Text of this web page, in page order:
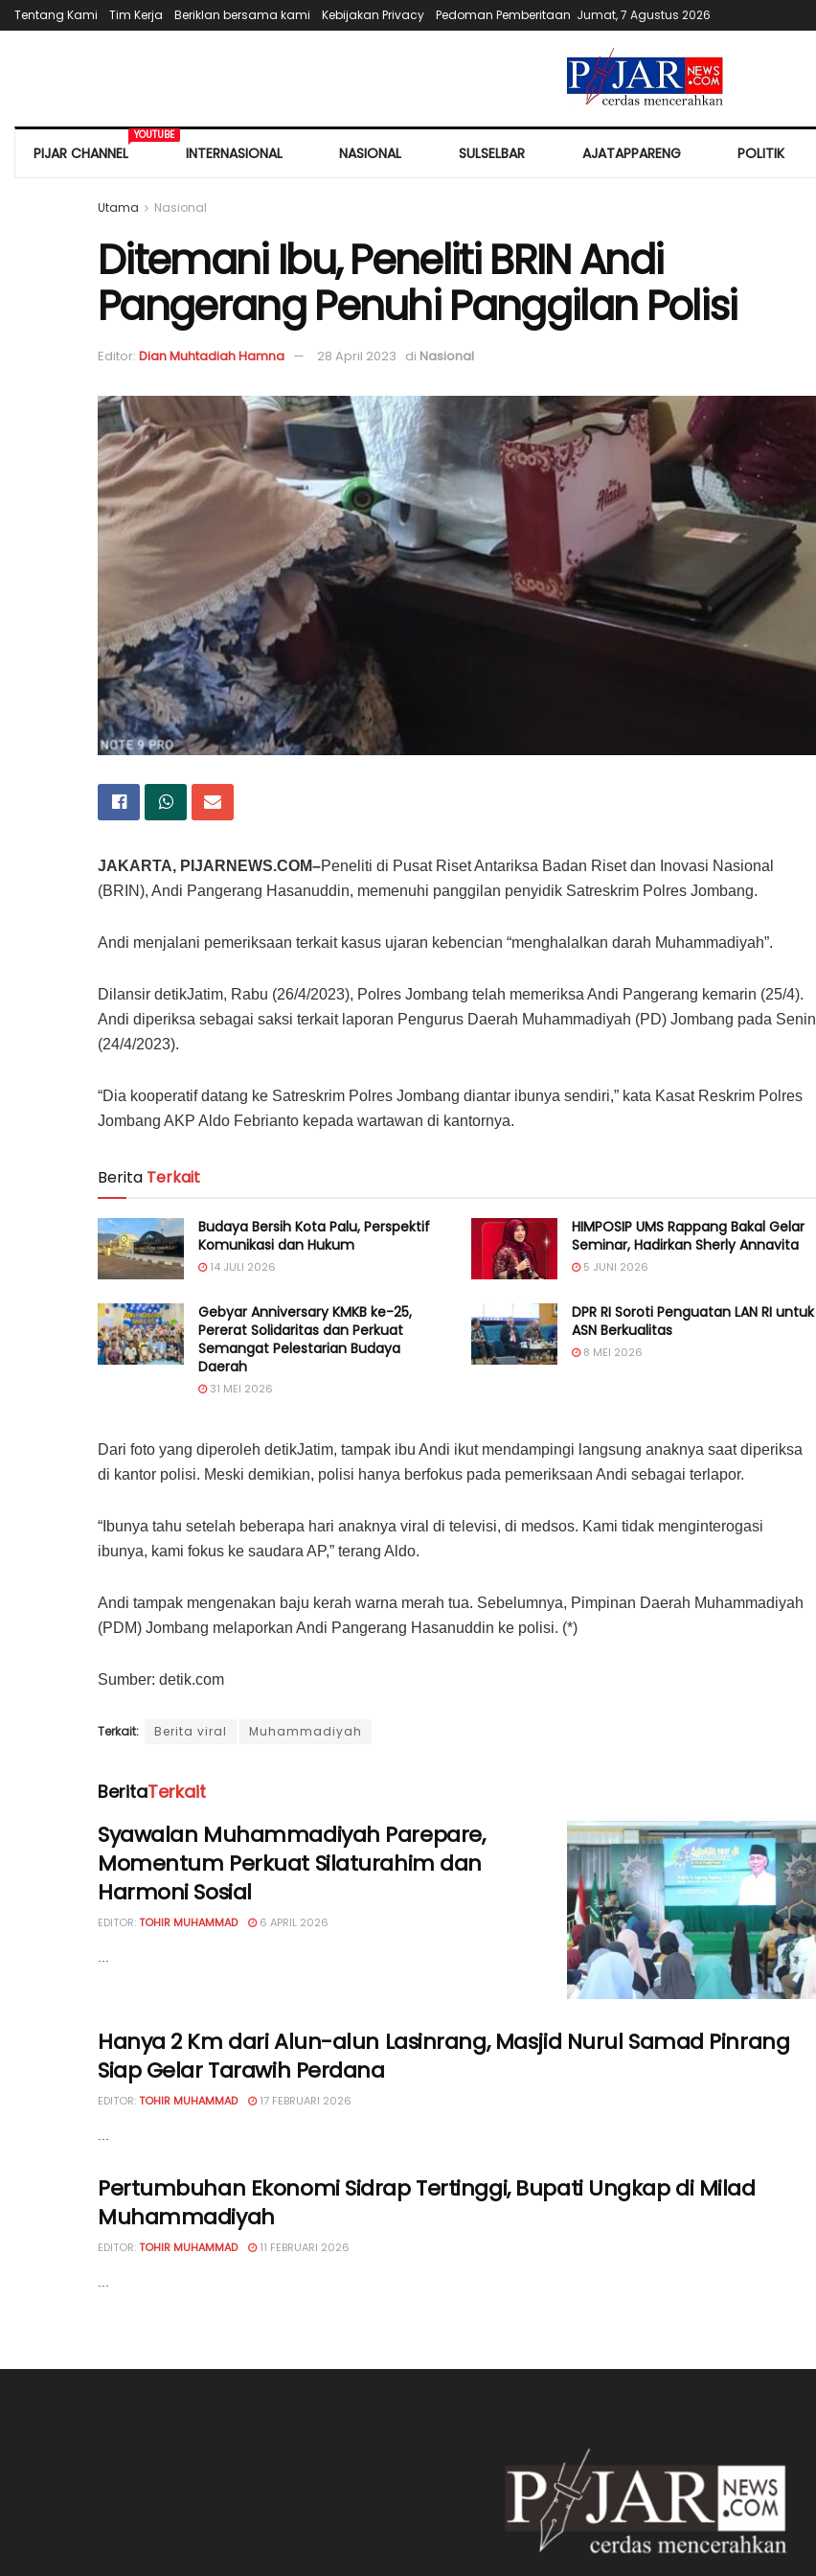
Tentang Kami Tim Kerja Beriklan bersama kami Kebijakan Privacy Pedoman Pemberitaan Jumat, 7 Agustus 2026
PIJAR CHANNEL
YOUTUBE
INTERNASIONAL NASIONAL SULSELBAR AJATAPPARENG POLITIK
Utama Nasional
Ditemani Ibu, Peneliti BRIN Andi
Pangerang Penuhi Panggilan Polisi
Editor: Dian Muhtadiah Hamna 28 April 2023 di Nasional
JAKARTA, PIJARNEWS.COM–Peneliti di Pusat Riset Antariksa Badan Riset dan Inovasi Nasional
(BRIN), Andi Pangerang Hasanuddin, memenuhi panggilan penyidik Satreskrim Polres Jombang.
Andi menjalani pemeriksaan terkait kasus ujaran kebencian “menghalalkan darah Muhammadiyah”.
Dilansir detikJatim, Rabu (26/4/2023), Polres Jombang telah memeriksa Andi Pangerang kemarin (25/4).
Andi diperiksa sebagai saksi terkait laporan Pengurus Daerah Muhammadiyah (PD) Jombang pada Senin
(24/4/2023).
“Dia kooperatif datang ke Satreskrim Polres Jombang diantar ibunya sendiri,” kata Kasat Reskrim Polres
Jombang AKP Aldo Febrianto kepada wartawan di kantornya.
Berita Terkait
Budaya Bersih Kota Palu, Perspektif
Komunikasi dan Hukum
14 JULI 2026
HIMPOSIP UMS Rappang Bakal Gelar
Seminar, Hadirkan Sherly Annavita
5 JUNI 2026
Gebyar Anniversary KMKB ke-25,
Pererat Solidaritas dan Perkuat
Semangat Pelestarian Budaya
Daerah
31 MEI 2026
DPR RI Soroti Penguatan LAN RI untuk
ASN Berkualitas
8 MEI 2026
Dari foto yang diperoleh detikJatim, tampak ibu Andi ikut mendampingi langsung anaknya saat diperiksa
di kantor polisi. Meski demikian, polisi hanya berfokus pada pemeriksaan Andi sebagai terlapor.
“Ibunya tahu setelah beberapa hari anaknya viral di televisi, di medsos. Kami tidak menginterogasi
ibunya, kami fokus ke saudara AP,” terang Aldo.
Andi tampak mengenakan baju kerah warna merah tua. Sebelumnya, Pimpinan Daerah Muhammadiyah
(PDM) Jombang melaporkan Andi Pangerang Hasanuddin ke polisi. (*)
Sumber: detik.com
Terkait: Berita viral Muhammadiyah
BeritaTerkait
Syawalan Muhammadiyah Parepare,
Momentum Perkuat Silaturahim dan
Harmoni Sosial
EDITOR:TOHIR MUHAMMAD 6 APRIL 2026
Hanya 2 Km dari Alun-alun Lasinrang, Masjid Nurul Samad Pinrang
Siap Gelar Tarawih Perdana
EDITOR:TOHIR MUHAMMAD 17 FEBRUARI 2026
Pertumbuhan Ekonomi Sidrap Tertinggi, Bupati Ungkap di Milad
Muhammadiyah
EDITOR:TOHIR MUHAMMAD 11 FEBRUARI 2026